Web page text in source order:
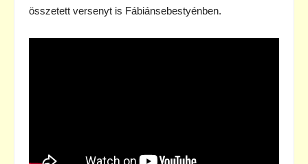
összetett versenyt is Fábiánsebestyénben.